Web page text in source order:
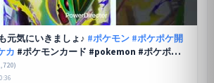
も元気にいきましょ♪ #ポケモン #ポケポケ開
カ #ポケモンカード #pokemon #ポケポケ新